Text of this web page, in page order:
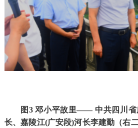
图3 邓小平故里—— 中共四川省
长、嘉陵江(广安段)河长李建勤（右